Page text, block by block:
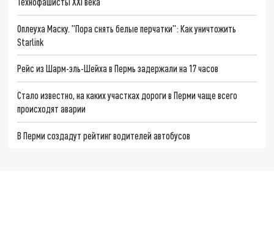
Оплеуха Маску. "Пора снять белые перчатки": Как уничтожить
Starlink
Рейс из Шарм-эль-Шейха в Пермь задержали на 17 часов
Стало известно, на каких участках дороги в Перми чаще всего
происходят аварии
В Перми создадут рейтинг водителей автобусов